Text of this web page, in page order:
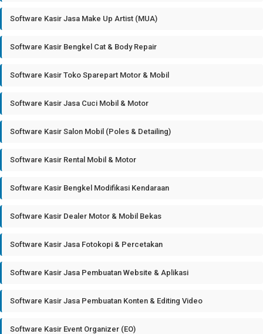
Software Kasir Jasa Make Up Artist (MUA)
Software Kasir Bengkel Cat & Body Repair
Software Kasir Toko Sparepart Motor & Mobil
Software Kasir Jasa Cuci Mobil & Motor
Software Kasir Salon Mobil (Poles & Detailing)
Software Kasir Rental Mobil & Motor
Software Kasir Bengkel Modifikasi Kendaraan
Software Kasir Dealer Motor & Mobil Bekas
Software Kasir Jasa Fotokopi & Percetakan
Software Kasir Jasa Pembuatan Website & Aplikasi
Software Kasir Jasa Pembuatan Konten & Editing Video
Software Kasir Event Organizer (EO)